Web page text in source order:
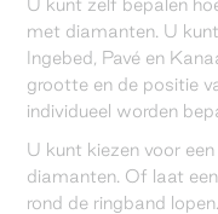
U kunt zelf bepalen
met diamanten. U
Ingebed, Pavé en
grootte en de positie
individueel worden
U kunt kiezen voor
diamanten. Of laat
rond de ringband